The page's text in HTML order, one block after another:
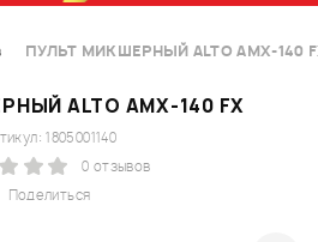
ПУЛЬТ МИКШЕРНЫЙ ALTO AMX-140
ALTO AMX-140 FX
Поделиться
1805001140
0 отзывов